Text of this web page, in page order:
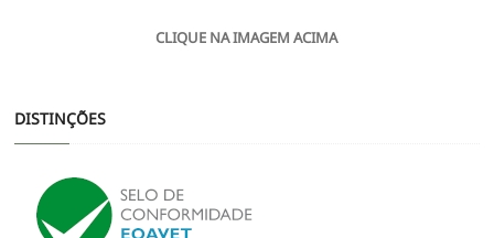
CLIQUE NA IMAGEM ACIMA
DISTINÇÕES